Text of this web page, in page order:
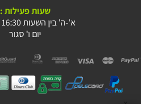
שעות פעילות :
א'-ה' בין השעות 16:30 - 09:00
יום ו' סגור